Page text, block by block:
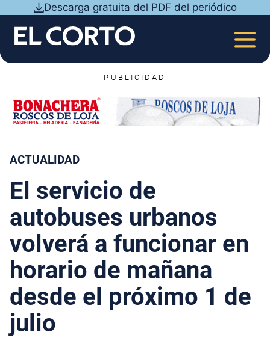
contenido
Descarga gratuita del PDF del periódico
PUBLICIDAD
ACTUALIDAD
El servicio de
autobuses urbanos
volverá a funcionar en
horario de mañana
desde el próximo 1 de
julio